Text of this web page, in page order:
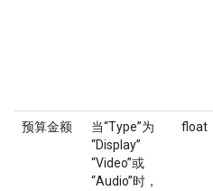
预算金额
当“Type”为
“Display”
“Video”或
“Audio”时，
float